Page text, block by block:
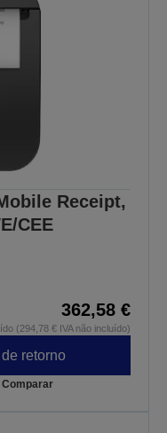
Receipt,
CEE
362,58 €
(294,78 € IVA não incluído)
retorno
Comparar